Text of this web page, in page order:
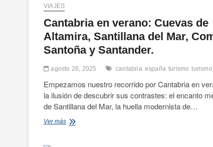
y
Montaña
Palentina.
VIAJES
Cantabria en verano: Cuevas de
Altamira, Santillana del Mar,
Santoña y Santander.
agosto 26, 2025 cantabria españa turismo
Empezamos nuestro recorrido por Cantabria en
la ilusión de descubrir sus contrastes: el encanto
de Santillana del Mar, la huella modernista de…
Ver másCantabria